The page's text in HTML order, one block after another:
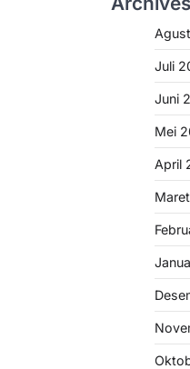
Juli
Juni
Mei
April